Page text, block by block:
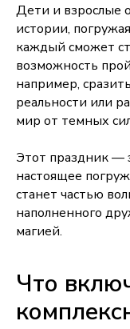
Дети и взрослые
истории,
каждый сможет
возможность
например,
реальности или
мир от темных
Этот праздник —
настоящее
станет частью
наполненного
магией.
Что